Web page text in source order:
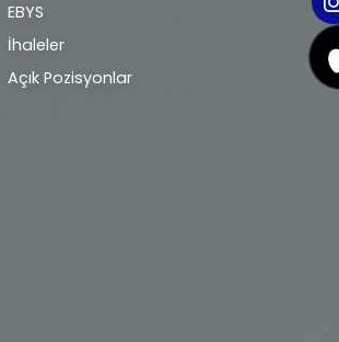
EBYS
İhaleler
Açık Pozisyonlar